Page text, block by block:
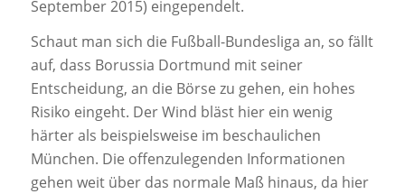
September 2015) eingependelt.
Schaut man sich die Fußball-Bundesliga an, so fällt
auf, dass Borussia Dortmund mit seiner
Entscheidung, an die Börse zu gehen, ein hohes
Risiko eingeht. Der Wind bläst hier ein wenig
härter als beispielsweise im beschaulichen
München. Die offenzulegenden Informationen
gehen weit über das normale Maß hinaus, da hier